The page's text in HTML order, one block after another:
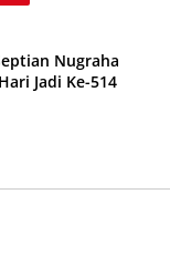
Nugraha
Jadi Ke-514